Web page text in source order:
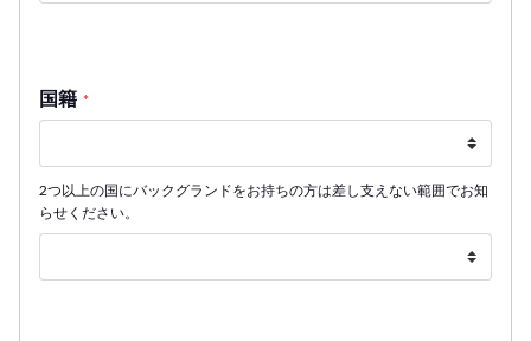
国籍 *
2つ以上の国にバックグランドをお持ちの方は差し支えない範囲でお知
らせください。